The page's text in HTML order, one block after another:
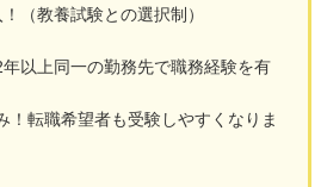
（教養試験との選択制）
以上同一の勤務先で職務経験を有
！転職希望者も受験しやすくなりま